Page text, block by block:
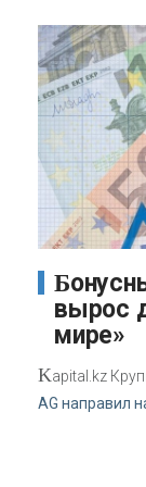
Бонусный пул Deutsche Bank
вырос
мире»
Kapital.kz
AG направил